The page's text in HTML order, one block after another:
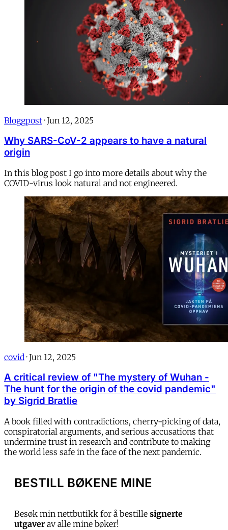
Bloggpost · Jun 12, 2025
Why SARS-CoV-2 appears to have a natural
origin
In this blog post I go into more details about why the
COVID-virus look natural and not engineered.
covid · Jun 12, 2025
A critical review of "The mystery of Wuhan -
The hunt for the origin of the covid pandemic"
by Sigrid Bratlie
A book filled with contradictions, cherry-picking of data,
conspiratorial arguments, and serious accusations that
undermine trust in research and contribute to making
the world less safe in the face of the next pandemic.
BESTILL BØKENE MINE
Besøk min nettbutikk for å bestille signerte
utgaverav alle mine bøker!